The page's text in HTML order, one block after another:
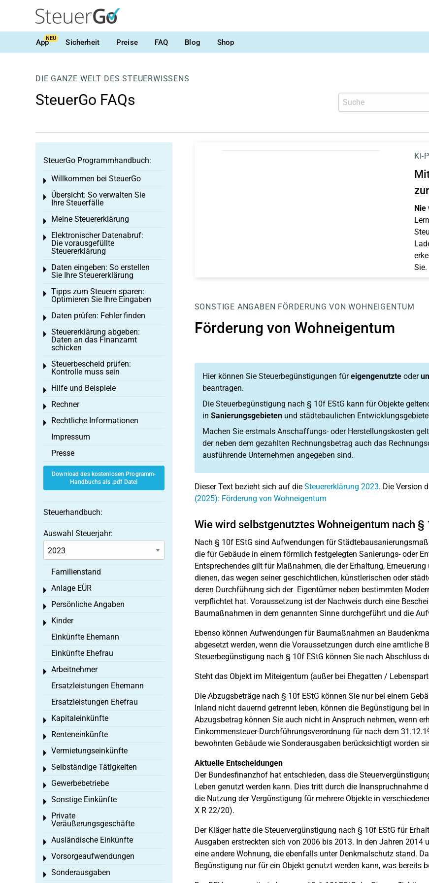
AppNEU Sicherheit Preise FAQ Blog Shop
DIE GANZE WELT DES STEUERWISSENS
SteuerGo FAQs
KI-
Nie
Sie.
SONSTIGE ANGABEN FÖRDERUNG VON WOHNEIGENTUM
Förderung von Wohneigentum
Hier können Sie Steuerbegünstigungen füreigengenutzteoder
beantragen.
Die Steuerbegünstigung nach § 10f EStG kann für Objekte
in Sanierungsgebietenund städtebaulichen
Machen Sie erstmals Anschaffungs- oder Herstellungskosten
der neben dem gezahlten Rechnungsbetrag auch das
ausführende Unternehmen angegeben sind.
Dieser Text bezieht sich auf die Steuererklärung 2023. Die Version
(2025): Förderung von Wohneigentum
Wie wird selbstgenutztes Wohneigentum nach §
Nach § 10f EStG sind Aufwendungen für
die für Gebäude in einem förmlich festgelegten Sanierungs- oder
Entsprechendes gilt für Maßnahmen, die der Erhaltung,
dienen, das wegen seiner geschichtlichen, künstlerischen oder
deren Durchführung sich der Eigentümer neben bestimmten
verpflichtet hat. Voraussetzung ist der Nachweis durch eine
Baumaßnahmen in dem genannten Sinne durchgeführt und die
Ebenso können Aufwendungen für Baumaßnahmen an
abgesetzt werden, wenn die Voraussetzungen durch eine amtliche
Steuerbegünstigung nach § 10f EStG können Sie nach Abschluss
Steht das Objekt im Miteigentum (außer bei Ehegatten /
Die Abzugsbeträge nach § 10f EStG können Sie nur bei einem
Inland nicht dauernd getrennt leben, können die Begünstigung bei
Abzugsbetrag können Sie auch nicht in Anspruch nehmen, wenn
Einkommensteuer-Durchführungsverordnung für nach dem
bewohnten Gebäude wie Sonderausgaben berücksichtigt worden
Aktuelle Entscheidungen
Der Bundesfinanzhof hat entschieden, dass die
Leben genutzt werden kann. Dies tritt durch die Inanspruchnahme
die Nutzung der Vergünstigung für mehrere Objekte in
X R 22/20).
Der Kläger hatte die Steuervergünstigung nach § 10f EStG für
Ausgaben erstreckten sich von 2006 bis 2013. In den Jahren 2014
eine andere Wohnung, die ebenfalls unter Denkmalschutz stand.
Begünstigung nur für ein Objekt genutzt werden kann, was bereits
SteuerGo Programmhandbuch:
Willkommen bei SteuerGo
Toggle menu
Übersicht: So verwalten Sie
Ihre Steuerfälle
Toggle menu
Meine Steuererklärung
Toggle menu
Elektronischer Datenabruf:
Die vorausgefüllte
Steuererklärung
Toggle menu
Daten eingeben: So erstellen
Sie Ihre Steuererklärung
Toggle menu
Tipps zum Steuern sparen:
Optimieren Sie Ihre Eingaben
Toggle menu
Daten prüfen: Fehler finden
Toggle menu
Steuererklärung abgeben:
Daten an das Finanzamt
schicken
Toggle menu
Steuerbescheid prüfen:
Kontrolle muss sein
Toggle menu
Hilfe und Beispiele
Toggle menu
Rechner
Toggle menu
Rechtliche Informationen
Toggle menu
Impressum
Presse
Download des kostenlosen Programm-
Handbuchs als .pdf Datei
Steuerhandbuch:
Auswahl Steuerjahr:
Familienstand
Anlage EÜR
Toggle menu
Persönliche Angaben
Toggle menu
Kinder
Toggle menu
Einkünfte Ehemann
Einkünfte Ehefrau
Arbeitnehmer
Toggle menu
Ersatzleistungen Ehemann
Ersatzleistungen Ehefrau
Kapitaleinkünfte
Toggle menu
Renteneinkünfte
Toggle menu
Vermietungseinkünfte
Toggle menu
Selbständige Tätigkeiten
Toggle menu
Gewerbebetriebe
Toggle menu
Sonstige Einkünfte
Toggle menu
Private
Veräußerungsgeschäfte
Toggle menu
Ausländische Einkünfte
Toggle menu
Vorsorgeaufwendungen
Toggle menu
Sonderausgaben
Toggle menu